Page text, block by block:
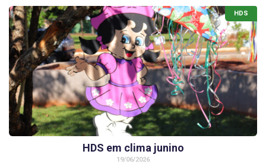
HDS
HDS em clima junino
19/06/2026